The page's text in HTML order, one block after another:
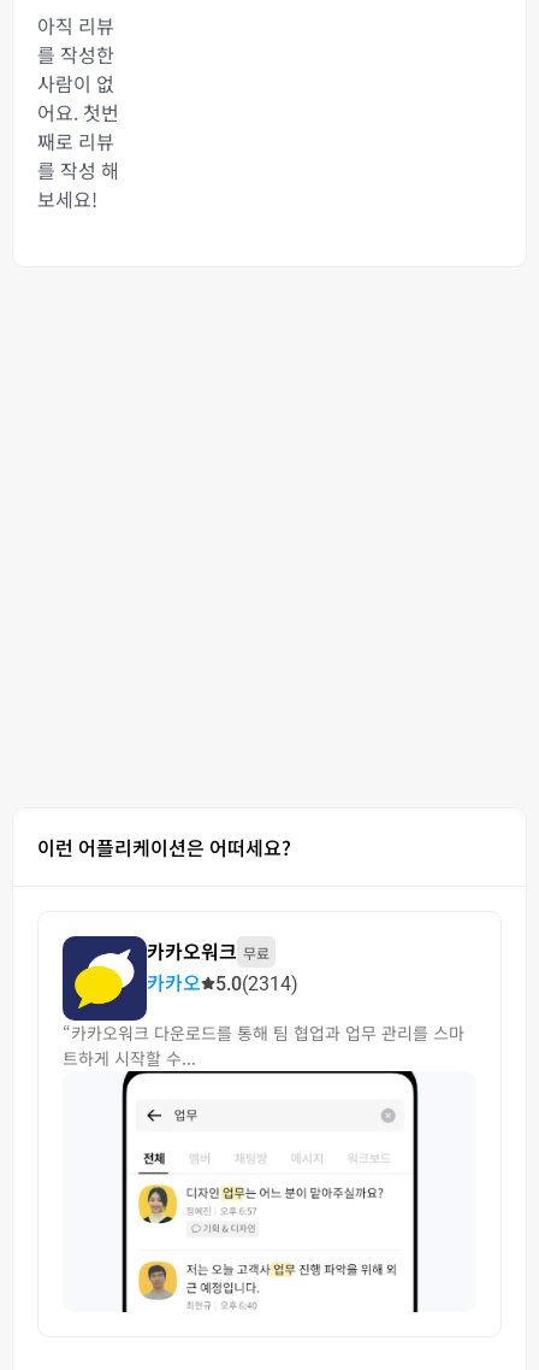
아직 리뷰
를 작성한
사람이 없
어요. 첫번
째로 리뷰
를 작성 해
보세요!
이런 어플리케이션은 어떠세요?
카카오워크 무료
카카오 5.0(2314)
“카카오워크 다운로드를 통해 팀 협업과 업무 관리를 스마
트하게 시작할 수...